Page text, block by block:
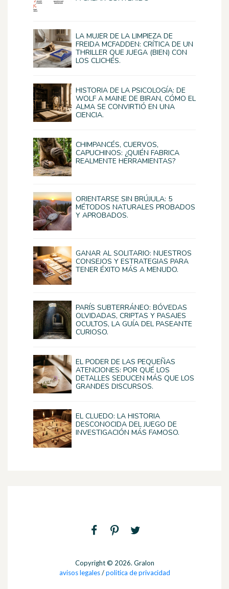
LA MUJER DE LA LIMPIEZA DE
FREIDA MCFADDEN: CRÍTICA DE UN
THRILLER QUE JUEGA (BIEN) CON
LOS CLICHÉS.
HISTORIA DE LA PSICOLOGÍA: DE
WOLF A MAINE DE BIRAN, CÓMO EL
ALMA SE CONVIRTIÓ EN UNA
CIENCIA.
CHIMPANCÉS, CUERVOS,
CAPUCHINOS: ¿QUIÉN FABRICA
REALMENTE HERRAMIENTAS?
ORIENTARSE SIN BRÚJULA: 5
MÉTODOS NATURALES PROBADOS
Y APROBADOS.
GANAR AL SOLITARIO: NUESTROS
CONSEJOS Y ESTRATEGIAS PARA
TENER ÉXITO MÁS A MENUDO.
PARÍS SUBTERRÁNEO: BÓVEDAS
OLVIDADAS, CRIPTAS Y PASAJES
OCULTOS, LA GUÍA DEL PASEANTE
CURIOSO.
EL PODER DE LAS PEQUEÑAS
ATENCIONES: POR QUÉ LOS
DETALLES SEDUCEN MÁS QUE LOS
GRANDES DISCURSOS.
EL CLUEDO: LA HISTORIA
DESCONOCIDA DEL JUEGO DE
INVESTIGACIÓN MÁS FAMOSO.
Copyright © 2026. Gralon
avisos legales/politica de privacidad